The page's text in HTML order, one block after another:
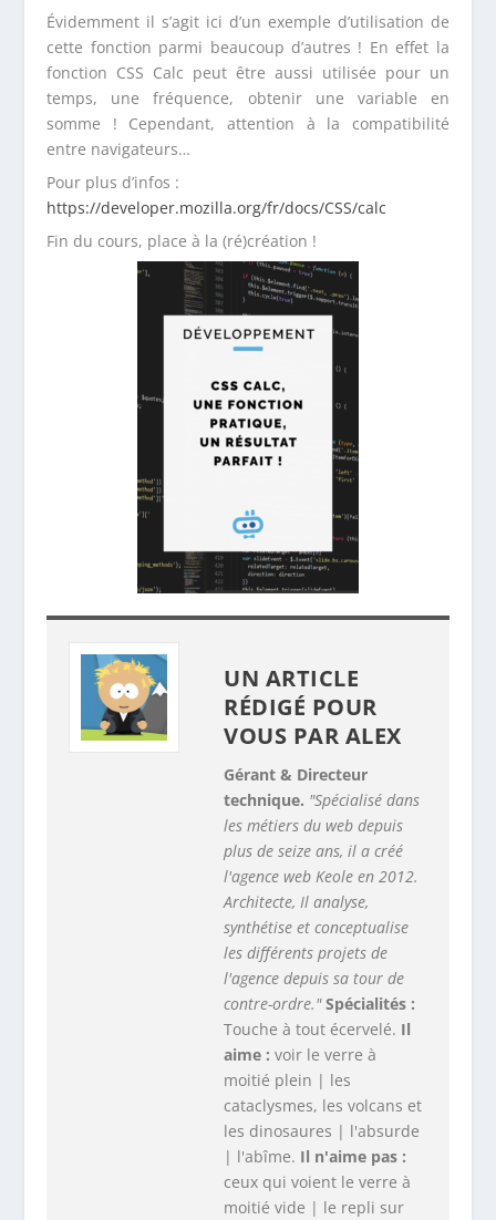
Évidemment il s’agit ici d’un exemple d’utilisation de
cette fonction parmi beaucoup d’autres ! En effet la
fonction CSS Calc peut être aussi utilisée pour un
temps, une fréquence, obtenir une variable en
somme ! Cependant, attention à la compatibilité
entre navigateurs…
Pour plus d’infos :
https://developer.mozilla.org/fr/docs/CSS/calc
Fin du cours, place à la (ré)création !
UN ARTICLE
RÉDIGÉ POUR
VOUS PAR ALEX
Gérant & Directeur
technique. "Spécialisé dans
les métiers du web depuis
plus de seize ans, il a créé
l'agence web Keole en 2012.
Architecte, Il analyse,
synthétise et conceptualise
les différents projets de
l'agence depuis sa tour de
contre-ordre." Spécialités :
Touche à tout écervelé. Il
aime :voir le verre à
moitié plein | les
cataclysmes, les volcans et
les dinosaures | l'absurde
| l'abîme. Il n'aime pas :
ceux qui voient le verre à
moitié vide | le repli sur